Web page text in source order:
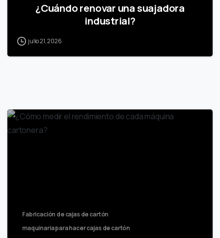
¿Cuándo renovar una suajadora
industrial?
julio 21, 2026
Fabricación de cajas de cartón
maquinaria para hacer cajas de cartón